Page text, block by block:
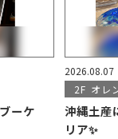
ーケ
2026.08.07
2F オレ
沖縄土産
リア✨